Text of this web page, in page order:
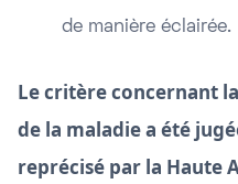
de manière éclairée.
Le critère concernant
de la maladie a été
reprécisé par la Haute